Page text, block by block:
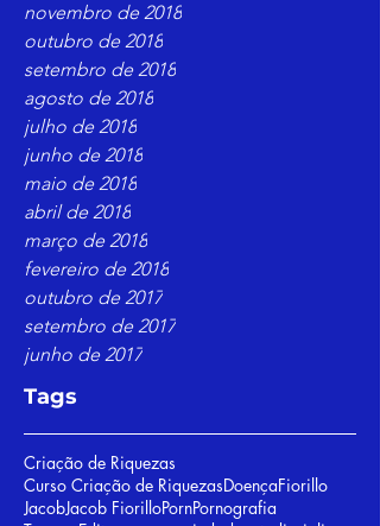
novembro de 2018
outubro de 2018
setembro de 2018
agosto de 2018
julho de 2018
junho de 2018
maio de 2018
abril de 2018
março de 2018
fevereiro de 2018
outubro de 2017
setembro de 2017
junho de 2017
Tags
Criação de Riquezas
Curso Criação de RiquezasDoençaFiorillo
JacobJacob FiorilloPornPornografia